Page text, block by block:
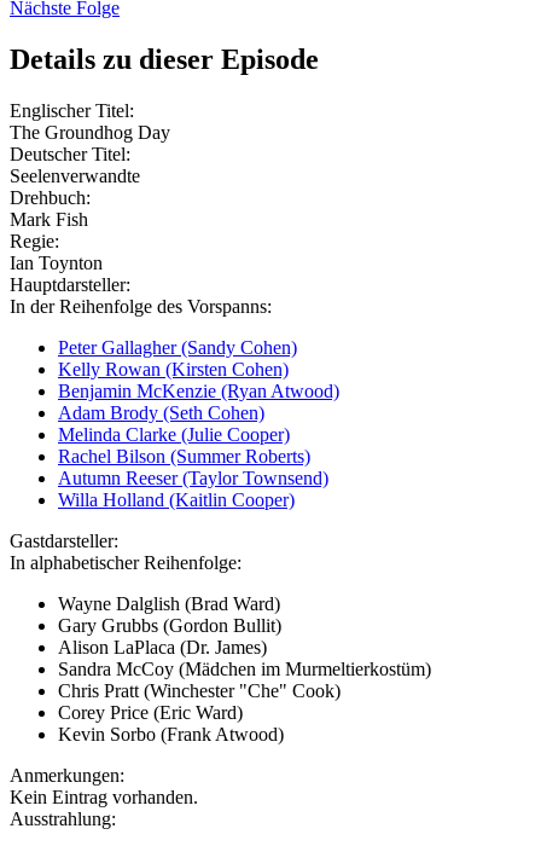
Nächste Folge
Details zu dieser Episode
Englischer Titel:
The Groundhog Day
Deutscher Titel:
Seelenverwandte
Drehbuch:
Mark Fish
Regie:
Ian Toynton
Hauptdarsteller:
In der Reihenfolge des Vorspanns:
Peter Gallagher (Sandy Cohen)
Kelly Rowan (Kirsten Cohen)
Benjamin McKenzie (Ryan Atwood)
Adam Brody (Seth Cohen)
Melinda Clarke (Julie Cooper)
Rachel Bilson (Summer Roberts)
Autumn Reeser (Taylor Townsend)
Willa Holland (Kaitlin Cooper)
Gastdarsteller:
In alphabetischer Reihenfolge:
Wayne Dalglish (Brad Ward)
Gary Grubbs (Gordon Bullit)
Alison LaPlaca (Dr. James)
Sandra McCoy (Mädchen im Murmeltierkostüm)
Chris Pratt (Winchester "Che" Cook)
Corey Price (Eric Ward)
Kevin Sorbo (Frank Atwood)
Anmerkungen:
Kein Eintrag vorhanden.
Ausstrahlung: